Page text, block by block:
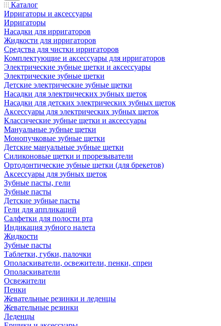
Каталог
Ирригаторы и аксессуары
Ирригаторы
Насадки для ирригаторов
Жидкости для ирригаторов
Средства для чистки ирригаторов
Комплектующие и аксессуары для ирригаторов
Электрические зубные щетки и аксессуары
Электрические зубные щетки
Детские электрические зубные щетки
Насадки для электрических зубных щеток
Насадки для детских электрических зубных щеток
Аксессуары для электрических зубных щеток
Классические зубные щетки и аксессуары
Мануальные зубные щетки
Монопучковые зубные щетки
Детские мануальные зубные щетки
Силиконовые щетки и прорезыватели
Ортодонтические зубные щетки (для брекетов)
Аксессуары для зубных щеток
Зубные пасты, гели
Зубные пасты
Детские зубные пасты
Гели для аппликаций
Салфетки для полости рта
Индикация зубного налета
Жидкости
Зубные пасты
Таблетки, губки, палочки
Ополаскиватели, освежители, пенки, спреи
Ополаскиватели
Освежители
Пенки
Жевательные резинки и леденцы
Жевательные резинки
Леденцы